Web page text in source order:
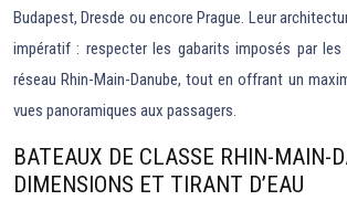
Budapest, Dresde ou encore Prague. Leur
impératif : respecter les gabarits imposés par
réseau Rhin-Main-Danube, tout en offrant un
vues panoramiques aux passagers.
BATEAUX DE CLASSE RHIN-MAIN-
DIMENSIONS ET TIRANT D’EAU